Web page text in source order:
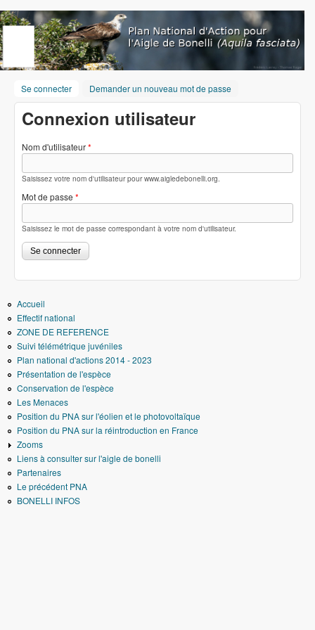
Aller au contenu principal
www.aigledebonelli.org
Se connecter (onglet actif)
Demander un nouveau mot de passe
Connexion utilisateur
Nom d'utilisateur*
Saisissez votre nom d'utilisateur pour www.aigledebonelli.org.
Mot de passe *
Saisissez le mot de passe correspondant à votre nom d'utilisateur.
Accueil
Effectif national
ZONE DE REFERENCE
Suivi télémétrique juvéniles
Plan national d'actions 2014 - 2023
Présentation de l'espèce
Conservation de l'espèce
Les Menaces
Position du PNA sur l'éolien et le photovoltaïque
Position du PNA sur la réintroduction en France
Zooms
Liens à consulter sur l'aigle de bonelli
Partenaires
Le précédent PNA
BONELLI INFOS